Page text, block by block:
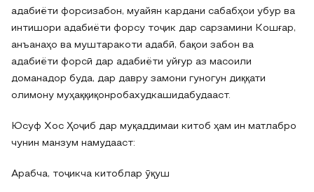
адабиёти форсизабон, муайян кардани сабабҳои убур ва
интишори адабиёти форсу тоҷик дар сарзамини Кошғар,
анъанаҳо ва муштаракоти адабӣ, бақои забон ва
адабиёти форсӣ дар адабиёти уйғур аз масоили
доманадор буда, дар давру замони гуногун диққати
олимону муҳаққиқонробахудкашидабудааст.
Юсуф Хос Ҳоҷиб дар муқаддимаи китоб ҳам ин матлабро
чунин манзум намудааст:
Арабча, тоҷикча китоблар ӯқуш